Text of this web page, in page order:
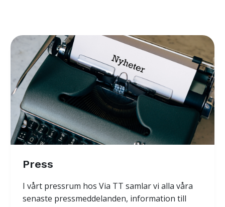
Press
I vårt pressrum hos Via TT samlar vi alla våra
senaste pressmeddelanden, information till